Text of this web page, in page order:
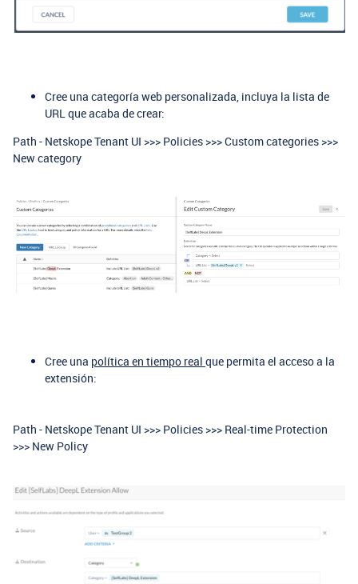
Cree una categoría web personalizada, incluya la lista de
URL que acaba de crear:
Path - Netskope Tenant UI >>> Policies >>> Custom categories >>>
New category
Cree una política en tiempo real que permita el acceso a la
extensión:
Path - Netskope Tenant UI >>> Policies >>> Real-time Protection
>>> New Policy